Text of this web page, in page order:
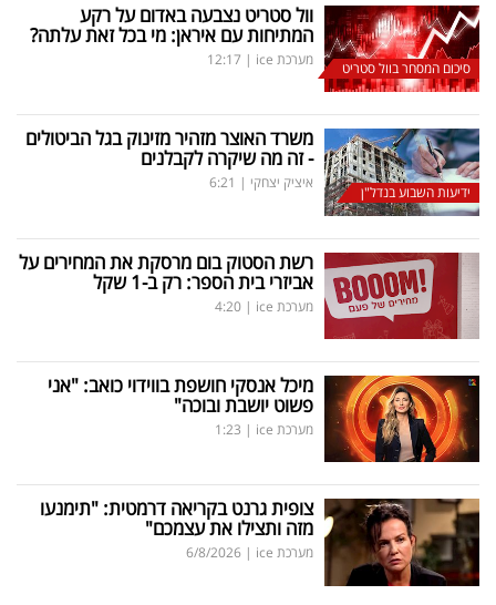
סיכום המסחר בוול סטריט
וול סטריט נצבעה באדום על רקע
המתיחות עם איראן: מי בכל זאת עלתה?
מערכת ice |
12:17
ידיעות השבוע בנדל"ן
משרד האוצר מזהיר מזינוק בגל הביטולים
- זה מה שיקרה לקבלנים
איציק יצחקי |
6:21
רשת הסטוק בום מרסקת את המחירים על
אביזרי בית הספר: רק ב-1 שקל
מערכת ice |
4:20
מיכל אנסקי חושפת בווידוי כואב: "אני
פשוט יושבת ובוכה"
מערכת ice |
1:23
צופית גרנט בקריאה דרמטית: "תימנעו
מזה ותצילו את עצמכם"
מערכת ice |
6/8/2026